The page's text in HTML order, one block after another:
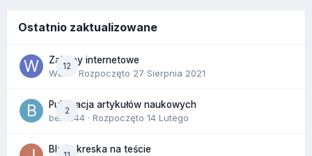
Ostatnio zaktualizowane
12
Zakupy internetowe
Wula
· Rozpoczęto 27 Sierpnia 2021
2
Publikacja artykułów naukowych
berus44 · Rozpoczęto 14 Lutego
Blada kreska na teście